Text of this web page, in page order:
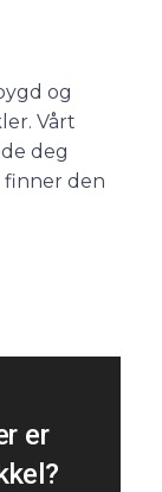
og
Vårt
deg
finner den
er